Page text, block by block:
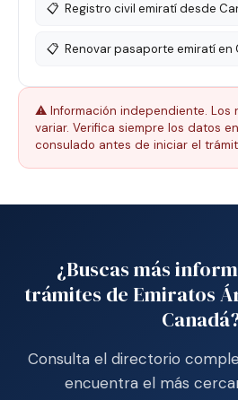
📋 Registro civil emiratí desde
📋 Renovar pasaporte emiratí en
⚠️ Información independiente. Los
variar. Verifica siempre los datos
consulado antes de iniciar el
¿Buscas más
trámites de Emiratos
Consulta el directorio
encuentra el más